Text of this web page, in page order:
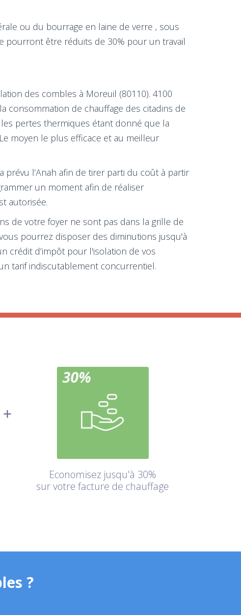
ou du bourrage en laine de verre , sous
pourront être réduits de 30% pour un travail
des combles à Moreuil (80110). 4100
consommation de chauffage des citadins de
pertes thermiques étant donné que la
moyen le plus efficace et au meilleur
l’Anah afin de tirer parti du coût à partir
un moment afin de réaliser
autorisée.
de votre foyer ne sont pas dans la grille de
pourrez disposer des diminutions jusqu'à
crédit d’impôt pour l'isolation de vos
tarif indiscutablement concurrentiel.
Economisez jusqu'à 30%
sur votre facture de chauffage
?